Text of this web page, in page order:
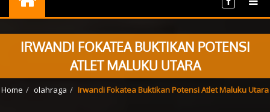
IRWANDI FOKATEA BUKTIKAN POTENSI
ATLET MALUKU UTARA
Home olahraga Irwandi Fokatea Buktikan Potensi Atlet Maluku Utara